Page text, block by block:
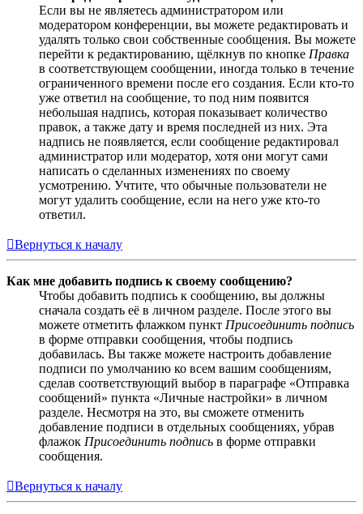
Если вы не являетесь администратором или
модератором конференции, вы можете редактировать и
удалять только свои собственные сообщения. Вы можете
перейти к редактированию, щёлкнув по кнопке Правка
в соответствующем сообщении, иногда только в течение
ограниченного времени после его создания. Если кто-то
уже ответил на сообщение, то под ним появится
небольшая надпись, которая показывает количество
правок, а также дату и время последней из них. Эта
надпись не появляется, если сообщение редактировал
администратор или модератор, хотя они могут сами
написать о сделанных изменениях по своему
усмотрению. Учтите, что обычные пользователи не
могут удалить сообщение, если на него уже кто-то
ответил.
Вернуться к началу
Как мне добавить подпись к своему сообщению?
Чтобы добавить подпись к сообщению, вы должны
сначала создать её в личном разделе. После этого вы
можете отметить флажком пункт Присоединить подпись
в форме отправки сообщения, чтобы подпись
добавилась. Вы также можете настроить добавление
подписи по умолчанию ко всем вашим сообщениям,
сделав соответствующий выбор в параграфе «Отправка
сообщений» пункта «Личные настройки» в личном
разделе. Несмотря на это, вы сможете отменить
добавление подписи в отдельных сообщениях, убрав
флажок Присоединить подпись в форме отправки
сообщения.
Вернуться к началу